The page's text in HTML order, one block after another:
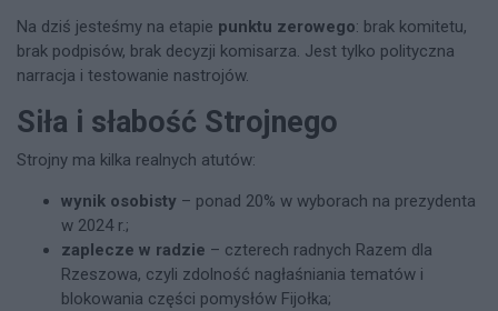
Na dziś jesteśmy na etapie punktu zerowego: brak komitetu,
brak podpisów, brak decyzji komisarza. Jest tylko polityczna
narracja i testowanie nastrojów.
Siła i słabość Strojnego
Strojny ma kilka realnych atutów:
wynik osobisty – ponad 20% w wyborach na prezydenta
w 2024 r.;
zaplecze w radzie – czterech radnych Razem dla
Rzeszowa, czyli zdolność nagłaśniania tematów i
blokowania części pomysłów Fijołka;